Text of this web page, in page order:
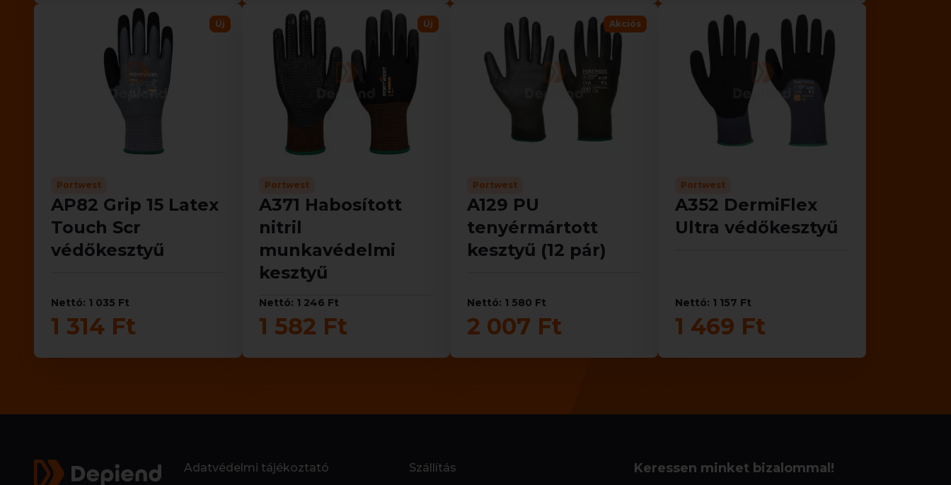
Új
Portwest
AP82 Grip 15 Latex
Touch Scr
védőkesztyű
Nettó: 1 035 Ft
1 314 Ft
Új
Portwest
A371 Habosított
nitril
munkavédelmi
kesztyű
Nettó: 1 246 Ft
1 582 Ft
Akciós
Portwest
A129 PU
tenyérmártott
kesztyű (12 pár)
Nettó: 1 580 Ft
2 007 Ft
Portwest
A352 DermiFlex
Ultra védőkesztyű
Nettó: 1 157 Ft
1 469 Ft
Adatvédelmi tájékoztató Szállítás Keressen minket bizalommal!